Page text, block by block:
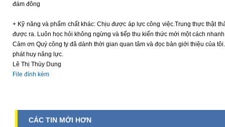
đám đông
+ Kỹ năng và phẩm chất khác: Chịu được áp lực công việc.Trung thực thật
được ra. Luôn học hỏi không ngừng và tiếp thu kiến thức mới một cách
Cảm ơn Quý công ty đã dành thời gian quan tâm và đọc bản giới thiệu của
phát huy năng lực.
Lê Thị Thùy Dung
File đính kèm
CÁC TIN MỚI HƠN